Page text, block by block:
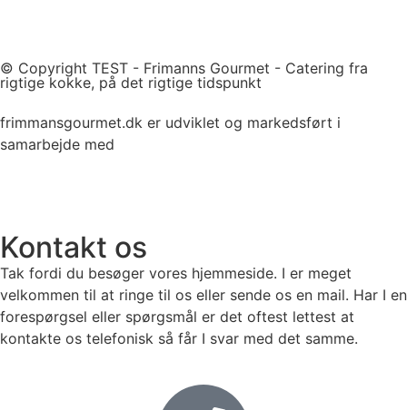
© Copyright TEST - Frimanns Gourmet - Catering fra
rigtige kokke, på det rigtige tidspunkt
frimmansgourmet.dk er udviklet og markedsført i
samarbejde med
Kontakt os
Tak fordi du besøger vores hjemmeside. I er meget
velkommen til at ringe til os eller sende os en mail. Har I en
forespørgsel eller spørgsmål er det oftest lettest at
kontakte os telefonisk så får I svar med det samme.